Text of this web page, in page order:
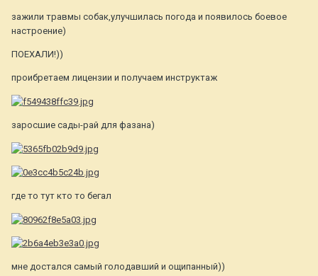
зажили травмы собак,улучшилась погода и появилось боевое
настроение)
ПОЕХАЛИ!))
проибретаем лицензии и получаем инструктаж
заросшие сады-рай для фазана)
где то тут кто то бегал
мне достался самый голодавший и ощипанный))